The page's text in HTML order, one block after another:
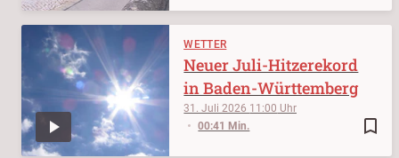
WETTER
bookmark_border
31. Juli 2026 11:00
00:41 Min.
Neuer Juli-Hitzerekord
in Baden-Württemberg